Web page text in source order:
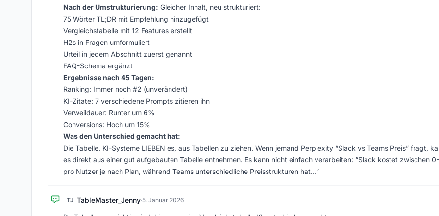
Nach der Umstrukturierung: Gleicher Inhalt, neu strukturiert:
75 Wörter TL;DR mit Empfehlung hinzugefügt
Vergleichstabelle mit 12 Features erstellt
H2s in Fragen umformuliert
Urteil in jedem Abschnitt zuerst genannt
FAQ-Schema ergänzt
Ergebnisse nach 45 Tagen:
Ranking: Immer noch #2 (unverändert)
KI-Zitate: 7 verschiedene Prompts zitieren ihn
Verweildauer: Runter um 6%
Conversions: Hoch um 15%
Was den Unterschied gemacht hat:
Die Tabelle. KI-Systeme LIEBEN es, aus Tabellen zu ziehen. Wenn jemand Perplexity “Slack vs Teams Preis” fragt,
es direkt aus einer gut aufgebauten Tabelle entnehmen. Es kann nicht einfach verarbeiten: “Slack kostet zwischen
pro Nutzer je nach Plan, während Teams unterschiedliche Preisstrukturen hat…”
TJ TableMaster_Jenny·5. Januar 2026